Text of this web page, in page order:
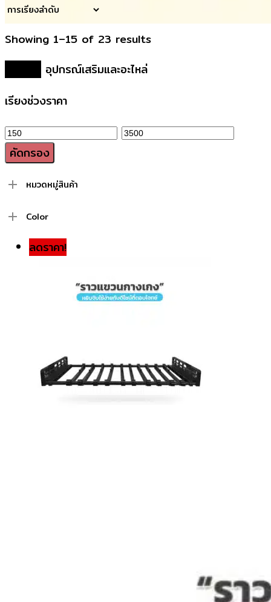
Showing 1–15 of 23 results
อุปกรณ์เสริมและอะไหล่
เรียงช่วงราคา
ราคา
ต่ำ
ราคา
คัดกรอง
หมวดหมู่สินค้า
Color
ลดราคา!